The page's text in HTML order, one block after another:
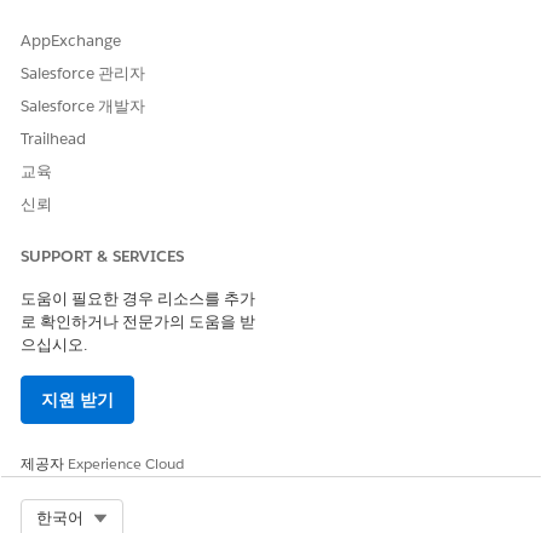
AppExchange
Salesforce 관리자
Salesforce 개발자
Trailhead
교육
신뢰
SUPPORT & SERVICES
도움이 필요한 경우 리소스를 추가
로 확인하거나 전문가의 도움을 받
으십시오.
지원 받기
제공자 Experience Cloud
한국어